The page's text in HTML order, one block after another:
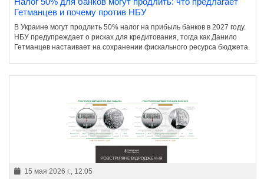
Гетманцев и почему против НБУ
В Украине могут продлить 50% налог на прибыль банков в 2027 году.
НБУ предупреждает о рисках для кредитования, тогда как Данило
Гетманцев настаивает на сохранении фискального ресурса бюджета.
15 мая 2026 г., 12:05